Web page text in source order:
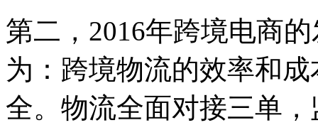
第二，2016年跨境电商
为：跨境物流的效率和
全。物流全面对接三单